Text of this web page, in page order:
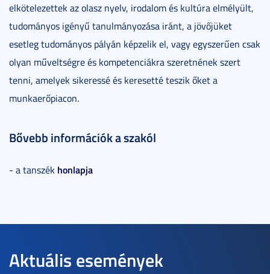
elkötelezettek az olasz nyelv, irodalom és kultúra elmélyült,
tudományos igényű tanulmányozása iránt, a jövőjüket
esetleg tudományos pályán képzelik el, vagy egyszerűen csak
olyan műveltségre és kompetenciákra szeretnének szert
tenni, amelyek sikeressé és keresetté teszik őket a
munkaerőpiacon.
Bővebb információk a szakól
- a tanszék honlapja
Aktuális események